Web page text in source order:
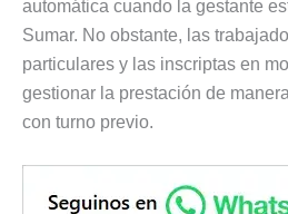
automática cuando la gestante
Sumar. No obstante, las
particulares y las inscriptas en
gestionar la prestación de
con turno previo.